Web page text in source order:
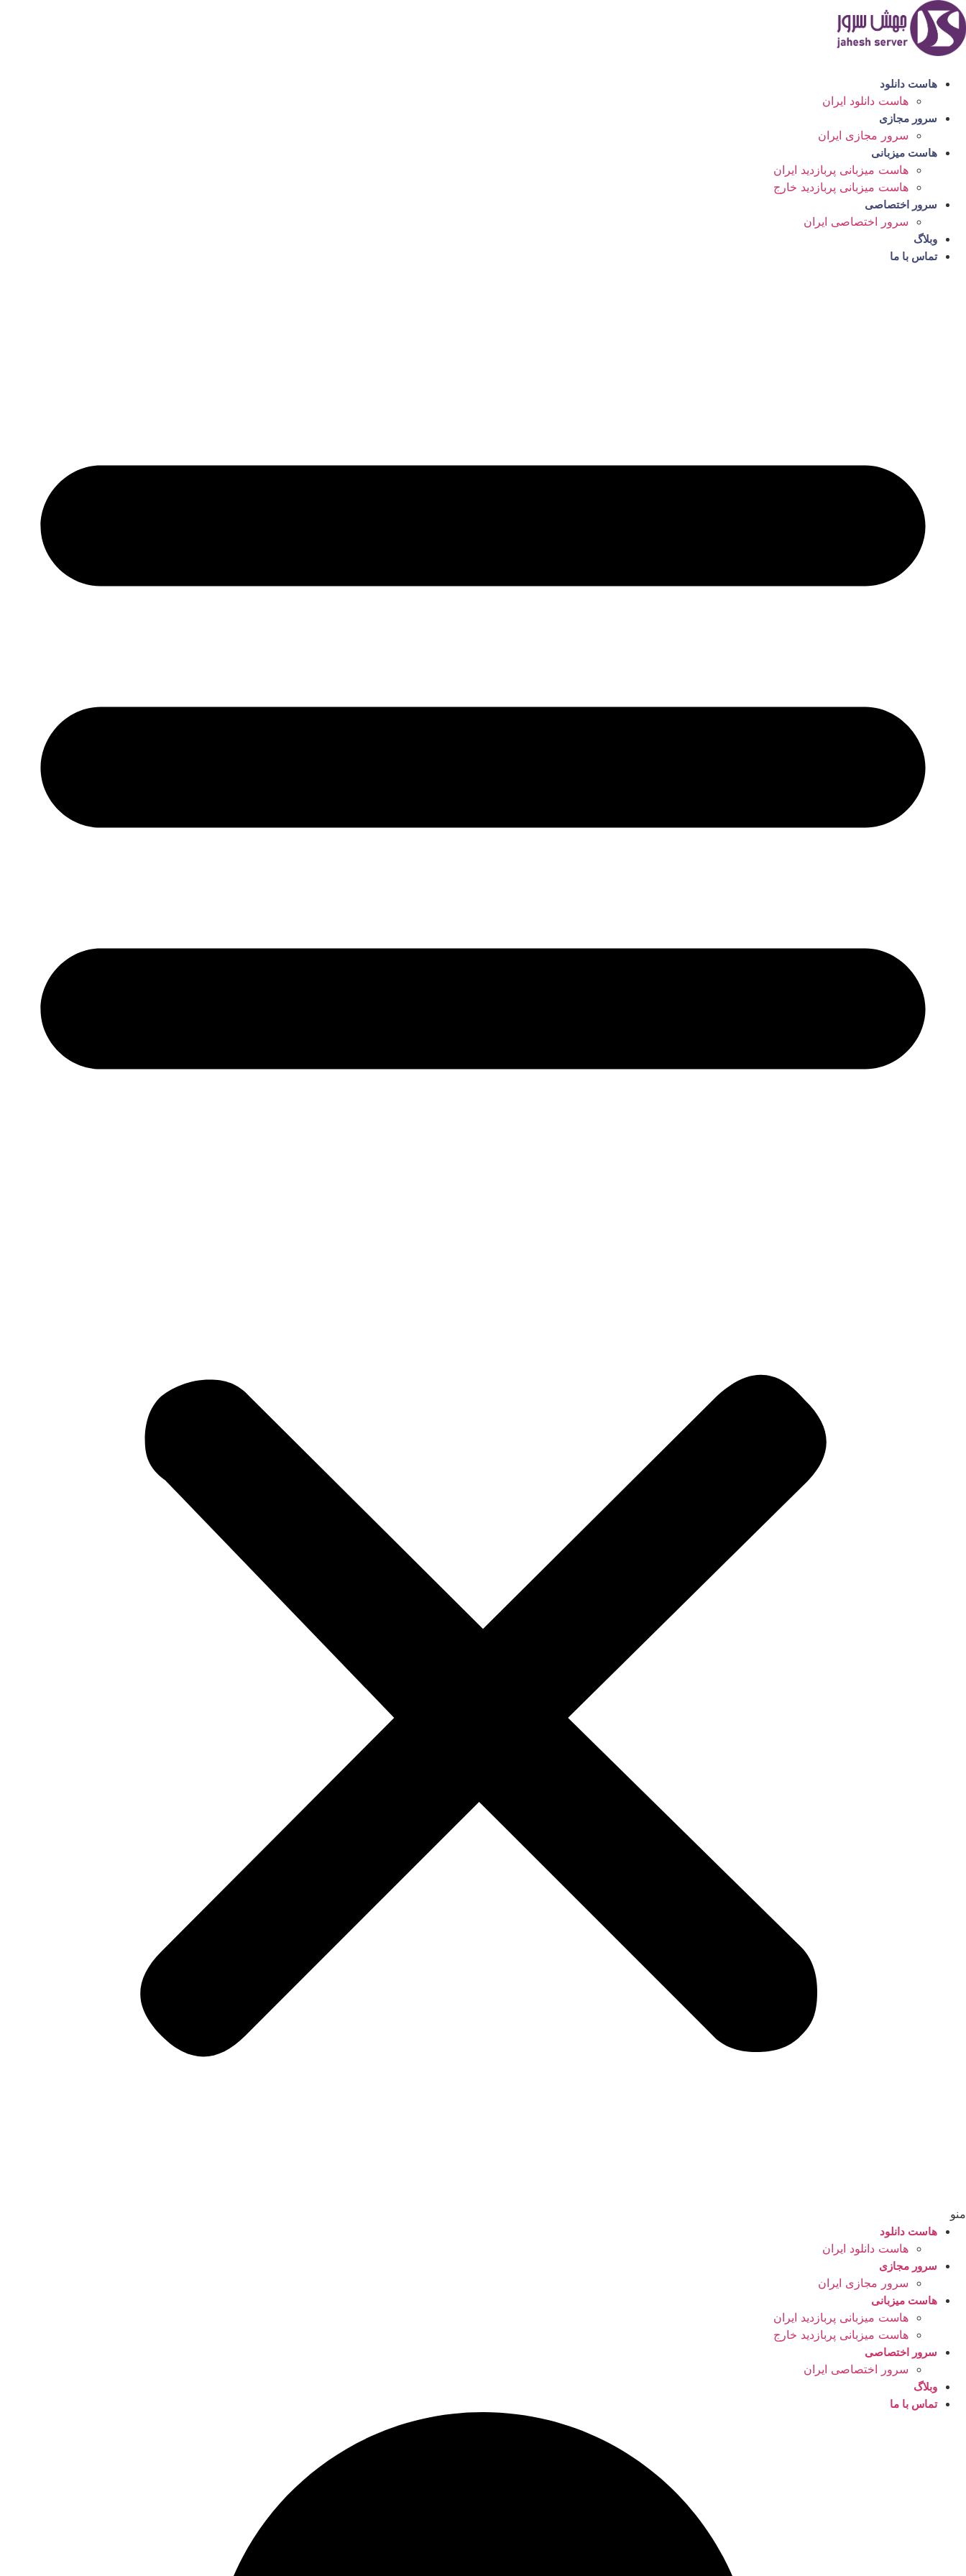
پرش
به
محتوا
هاست دانلود
هاست دانلود ایران
سرور مجازی
سرور مجازی ایران
هاست میزبانی
هاست میزبانی پربازدید ایران
هاست میزبانی پربازدید خارج
سرور اختصاصی
سرور اختصاصی ایران
وبلاگ
تماس با ما
منو
هاست دانلود
هاست دانلود ایران
سرور مجازی
سرور مجازی ایران
هاست میزبانی
هاست میزبانی پربازدید ایران
هاست میزبانی پربازدید خارج
سرور اختصاصی
سرور اختصاصی ایران
وبلاگ
تماس با ما